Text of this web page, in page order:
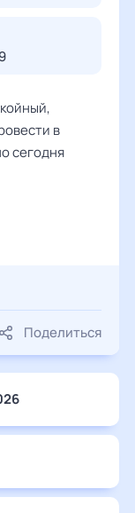
в
сегодня
Поделиться